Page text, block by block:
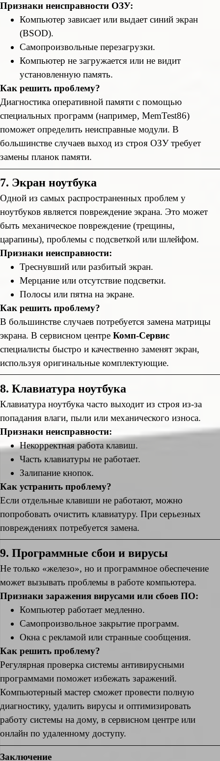
Признаки неисправности ОЗУ:
Компьютер зависает или выдает синий экран
(BSOD).
Самопроизвольные перезагрузки.
Компьютер не загружается или не видит
установленную память.
Как решить проблему?
Диагностика оперативной памяти с помощью
специальных программ (например, MemTest86)
поможет определить неисправные модули. В
большинстве случаев выход из строя ОЗУ требует
замены планок памяти.
7. Экран ноутбука
Одной из самых распространенных проблем у
ноутбуков является повреждение экрана. Это может
быть механическое повреждение (трещины,
царапины), проблемы с подсветкой или шлейфом.
Признаки неисправности:
Треснувший или разбитый экран.
Мерцание или отсутствие подсветки.
Полосы или пятна на экране.
Как решить проблему?
В большинстве случаев потребуется замена матрицы
экрана. В сервисном центре Комп-Сервис
специалисты быстро и качественно заменят экран,
используя оригинальные комплектующие.
8. Клавиатура ноутбука
Клавиатура ноутбука часто выходит из строя из-за
попадания влаги, пыли или механического износа.
Признаки неисправности:
Некорректная работа клавиш.
Часть клавиатуры не работает.
Залипание кнопок.
Как устранить проблему?
Если отдельные клавиши не работают, можно
попробовать очистить клавиатуру. При серьезных
повреждениях потребуется замена.
9. Программные сбои и вирусы
Не только «железо», но и программное обеспечение
может вызывать проблемы в работе компьютера.
Признаки заражения вирусами или сбоев ПО:
Компьютер работает медленно.
Самопроизвольное закрытие программ.
Окна с рекламой или странные сообщения.
Как решить проблему?
Регулярная проверка системы антивирусными
программами поможет избежать заражений.
Компьютерный мастер сможет провести полную
диагностику, удалить вирусы и оптимизировать
работу системы на дому, в сервисном центре или
онлайн по удаленному доступу.
Заключение